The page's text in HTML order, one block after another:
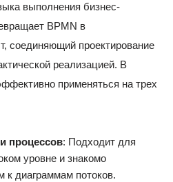
выполнения бизнес-
BPMN в
соединяющий проектирование
реализацией. В
применяться на трех
процессов: Подходит для
уровне и знакомо
к диаграммам потоков.